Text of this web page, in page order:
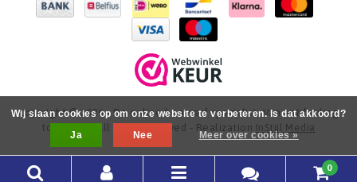
Copyright © 2026 - De online bootverf specialist. Van antifouling
tot aflak. - All rights reserved - Realization InStijl Media
0
Wij slaan cookies op om onze website te verbeteren. Is dat akkoord?
Ja
Nee Meer over cookies »